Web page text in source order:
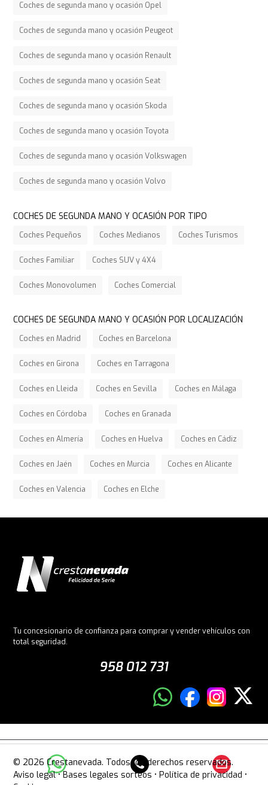
Coches de segunda mano y ocasión Opel
Coches de segunda mano y ocasión Peugeot
Coches de segunda mano y ocasión Renault
Coches de segunda mano y ocasión Seat
Coches de segunda mano y ocasión Skoda
Coches de segunda mano y ocasión Toyota
Coches de segunda mano y ocasión Volkswagen
Coches de segunda mano y ocasión Volvo
COCHES DE SEGUNDA MANO Y OCASIÓN POR TIPO
Coches Pequeños Coches Medianos Coches Turismos
Coches Familiar Coches SUV y 4X4
Coches Monovolumen Coches Comercial
COCHES DE SEGUNDA MANO Y OCASIÓN POR LOCALIZACIÓN
Coches en Madrid Coches en Barcelona
Coches en Girona Coches en Tarragona
Coches en Lleida Coches en Sevilla Coches en Málaga
Coches en Córdoba Coches en Granada
Coches en Almería Coches en Huelva Coches en Cádiz
Coches en Jaén Coches en Murcia Coches en Alicante
Coches en Valencia Coches en Elche
Tu concesionario de confianza para comprar y vender vehículos con
total seguridad.
958 012 731
© 2026 Crestanevada. Todos los derechos reservados.
Aviso legal•Bases legales sorteos •Política de privacidad •
Cookies